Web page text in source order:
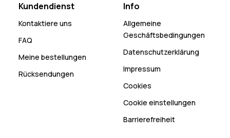
Kundendienst
Kontaktiere uns
FAQ
Meine bestellungen
Rücksendungen
Info
Allgemeine
Geschäftsbedingungen
Datenschutzerklärung
Impressum
Cookies
Cookie einstellungen
Barrierefreiheit